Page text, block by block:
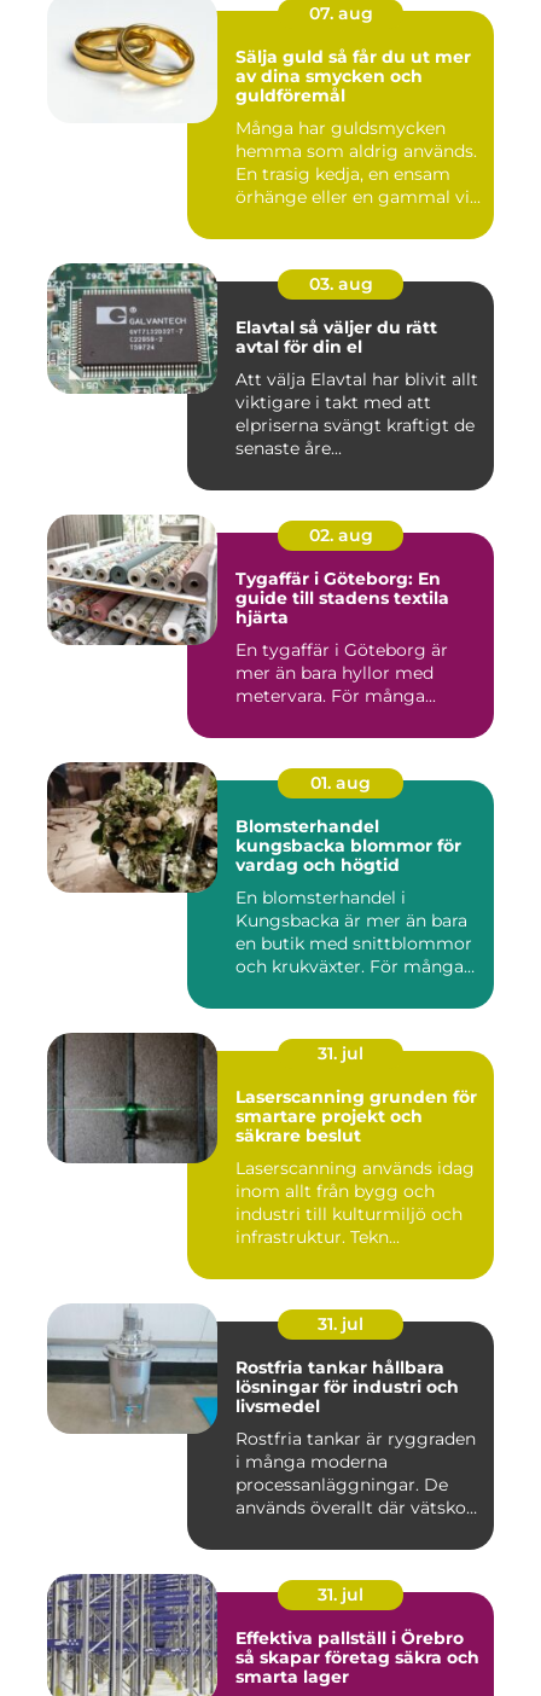
07. aug
Sälja guld så får du ut mer
av dina smycken och
guldföremål
Många har guldsmycken
hemma som aldrig används.
En trasig kedja, en ensam
örhänge eller en gammal vi...
03. aug
Elavtal så väljer du rätt
avtal för din el
Att välja Elavtal har blivit allt
viktigare i takt med att
elpriserna svängt kraftigt de
senaste åre...
02. aug
Tygaffär i Göteborg: En
guide till stadens textila
hjärta
En tygaffär i Göteborg är
mer än bara hyllor med
metervara. För många...
01. aug
Blomsterhandel
kungsbacka blommor för
vardag och högtid
En blomsterhandel i
Kungsbacka är mer än bara
en butik med snittblommor
och krukväxter. För många
31. jul
Laserscanning grunden för
smartare projekt och
säkrare beslut
Laserscanning används idag
inom allt från bygg och
industri till kulturmiljö och
infrastruktur. Tekn...
31. jul
Rostfria tankar hållbara
lösningar för industri och
livsmedel
Rostfria tankar är ryggraden
i många moderna
processanläggningar. De
används överallt där vätskor,
31. jul
Effektiva pallställ i Örebro
så skapar företag säkra och
smarta lager